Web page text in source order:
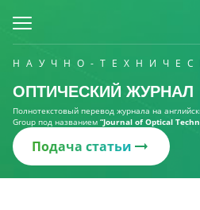
НАУЧНО-
ОПТИЧЕСКИЙ ЖУРНАЛ
Полнотекстовый перевод журнала на
Group под названием “Journal of Optical
Подача статьи